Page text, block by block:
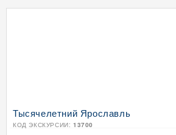
Тысячелетний Ярославль
КОД ЭКСКУРСИИ: 13700